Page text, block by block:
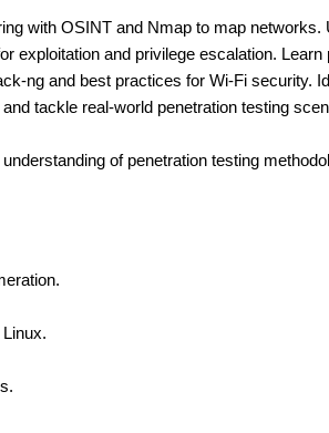
with OSINT and Nmap to map
exploitation and privilege escalation.
ng and best practices for Wi-Fi security.
tackle real-world penetration testing
of penetration testing